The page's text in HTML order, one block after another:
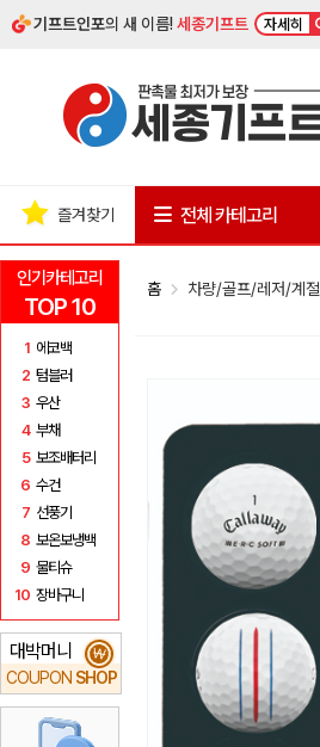
기프트인포의 새 이름!세종기프트 자세히
인기카테고리
TOP 10
1 에코백
2 텀블러
3 우산
4 부채
5 보조배터리
6 수건
7 선풍기
8 보온보냉백
9 물티슈
10 장바구니
대박머니
COUPON SHOP
₩
즐겨찾기 전체 카테고리
홈 차량/골프/레저/계절